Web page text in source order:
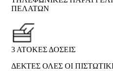
ΠΕΛΑΤΩΝ
3 ΑΤΟΚΕΣ ΔΟΣΕΙΣ
ΔΕΚΤΕΣ ΟΛΕΣ ΟΙ